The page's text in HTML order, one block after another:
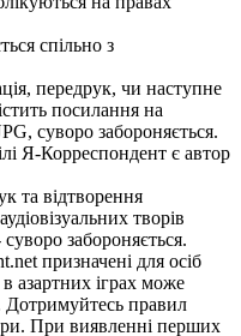
спільно з
передрук, чи наступне
посилання на
суворо забороняється.
Я-Корреспондент є автор
та відтворення
творів
забороняється.
призначені для осіб
азартних іграх може
Дотримуйтесь правил
При виявленні перших